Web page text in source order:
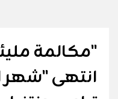
"مكالمة
انتهى "شهر